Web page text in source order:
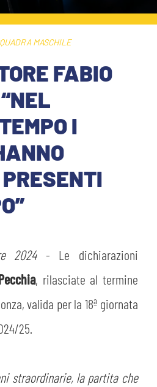
MASCHILE
FABIO
I
2024- Le dichiarazioni
, rilasciate al termine
valida per la 18ª giornata
25.
straordinarie, la partita che